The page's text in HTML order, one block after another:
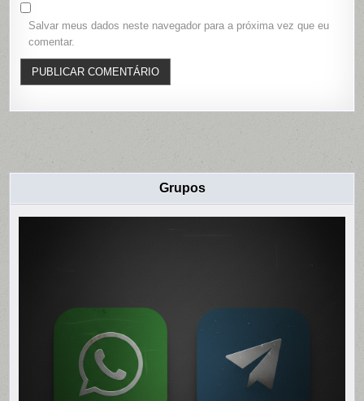
Salvar meus dados neste navegador para a próxima vez que eu
comentar.
Grupos